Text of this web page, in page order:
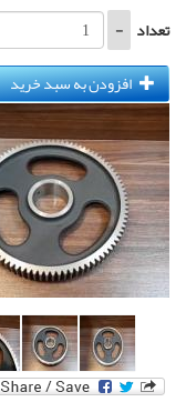
تعداد -
افزودن به سبد خرید